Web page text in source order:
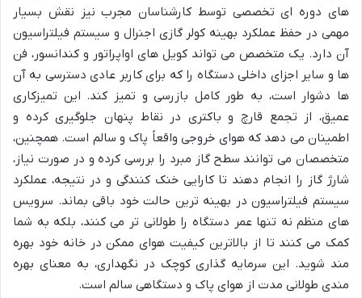
های دوره ای تخصصی توسط کارشناسان مجرب نیز نقش بسیار
مهمی در حفظ عملکرد بهینه کولر گازی اجنرال و سیستم فیلتراسیون
آن دارد. یک متخصص می تواند کویل های اواپراتور و کندانسور، فن
ها و سایر اجزای داخلی دستگاه را که برای کاربر عادی دسترسی به آن
ها دشوار است، به طور کامل بازرسی و تمیز کند. این تمیزکاری
عمیق، از تجمع قارچ و باکتری در نقاط پنهان جلوگیری کرده و
اطمینان می دهد که هوای خروجی واقعاً پاک و سالم است. همچنین،
متخصصان می توانند سطح گاز مبرد را بررسی کرده و در صورت نیاز،
شارژ گاز را انجام دهند تا کارایی خنک کنندگی و در نتیجه، عملکرد
سیستم فیلتراسیون در بهینه ترین حالت خود باقی بماند. سرویس
های منظم نه تنها عمر دستگاه را طولانی تر می کنند، بلکه به شما
کمک می کنند تا از بالاترین کیفیت هوای ممکن در خانه خود بهره
مند شوید. این سرمایه گذاری کوچک در نگهداری، به معنای بهره
مندی طولانی مدت از هوای پاک و دستگاهی سالم است.